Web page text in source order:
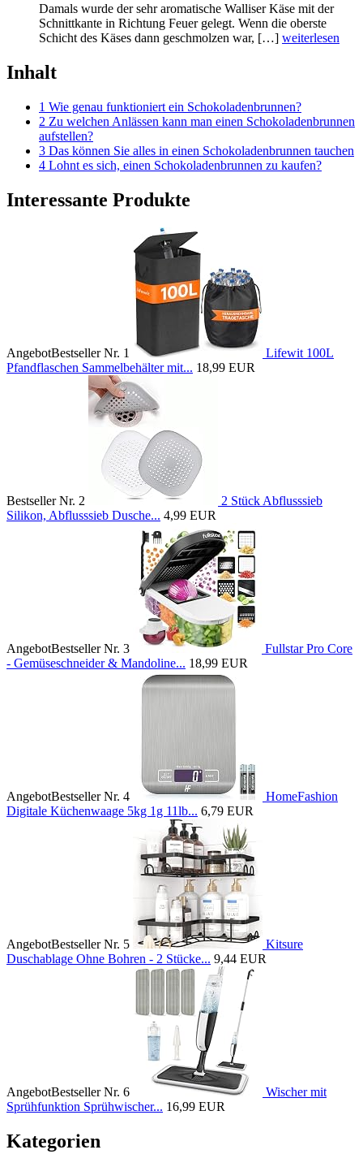
Damals wurde der sehr aromatische Walliser Käse mit der
Schnittkante in Richtung Feuer gelegt. Wenn die oberste
Schicht des Käses dann geschmolzen war, […] weiterlesen
Inhalt
1 Wie genau funktioniert ein Schokoladenbrunnen?
2 Zu welchen Anlässen kann man einen Schokoladenbrunnen
aufstellen?
3 Das können Sie alles in einen Schokoladenbrunnen tauchen
4 Lohnt es sich, einen Schokoladenbrunnen zu kaufen?
Interessante Produkte
AngebotBestseller Nr. 1
Lifewit 100L
Pfandflaschen Sammelbehälter mit... 18,99 EUR
Bestseller Nr. 2
2 Stück Abflusssieb
Silikon, Abflusssieb Dusche... 4,99 EUR
AngebotBestseller Nr. 3
Fullstar Pro Core
- Gemüseschneider & Mandoline... 18,99 EUR
AngebotBestseller Nr. 4
HomeFashion
Digitale Küchenwaage 5kg 1g 11lb... 6,79 EUR
AngebotBestseller Nr. 5
Kitsure
Duschablage Ohne Bohren - 2 Stücke... 9,44 EUR
AngebotBestseller Nr. 6
Wischer mit
Sprühfunktion Sprühwischer... 16,99 EUR
Kategorien